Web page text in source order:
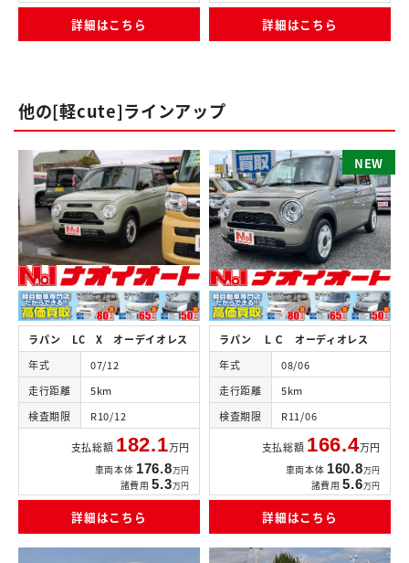
詳細はこちら 詳細はこちら
他の[軽cute]ラインアップ
ラパン LC X オーデイオレス
年式
07/12
走行距離
5km
検査期限
R10/12
支払総額 182.1万円
車両本体 176.8万円
諸費用 5.3万円
詳細はこちら
N EW
ラパン ＬＣ オーディオレス
年式
08/06
走行距離
5km
検査期限
R11/06
支払総額 166.4万円
車両本体 160.8万円
諸費用 5.6万円
詳細はこちら